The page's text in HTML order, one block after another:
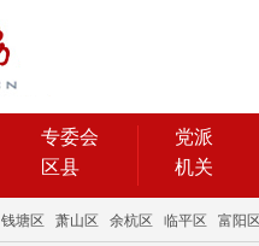
专委会
区县
党派
机关
钱塘区 萧山区 余杭区 临平区 富阳